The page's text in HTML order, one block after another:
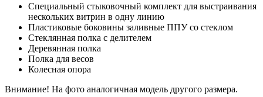
Специальный стыковочный комплект для выстраивания
нескольких витрин в одну линию
Пластиковые боковины заливные ППУ со стеклом
Стеклянная полка с делителем
Деревянная полка
Полка для весов
Колесная опора
Внимание! На фото аналогичная модель другого размера.